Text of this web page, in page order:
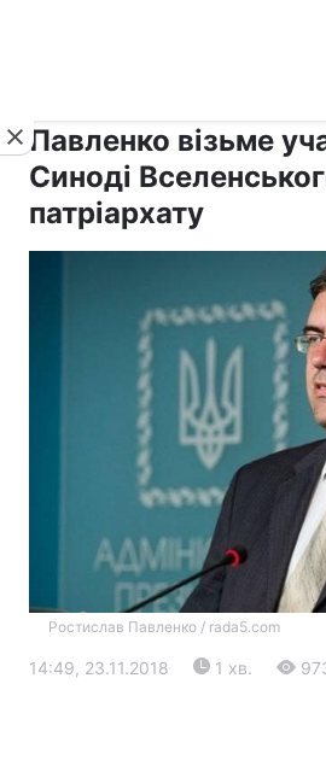
Павленко візьме
Синоді
патріархату
Ростислав Павленко / rada5.com
14:49, 23.11.2018 1 хв.